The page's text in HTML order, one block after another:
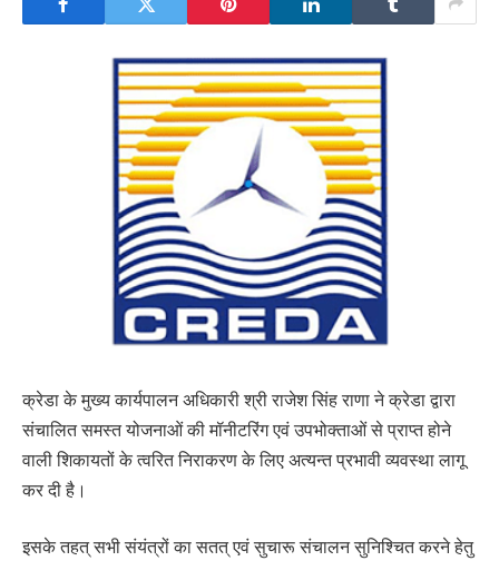
क्रेडा के मुख्य कार्यपालन अधिकारी श्री राजेश सिंह राणा ने क्रेडा द्वारा
संचालित समस्त योजनाओं की मॉनीटरिंग एवं उपभोक्ताओं से प्राप्त होने
वाली शिकायतों के त्वरित निराकरण के लिए अत्यन्त प्रभावी व्यवस्था लागू
कर दी है।
इसके तहत् सभी संयंत्रों का सतत् एवं सुचारू संचालन सुनिश्चित करने हेतु